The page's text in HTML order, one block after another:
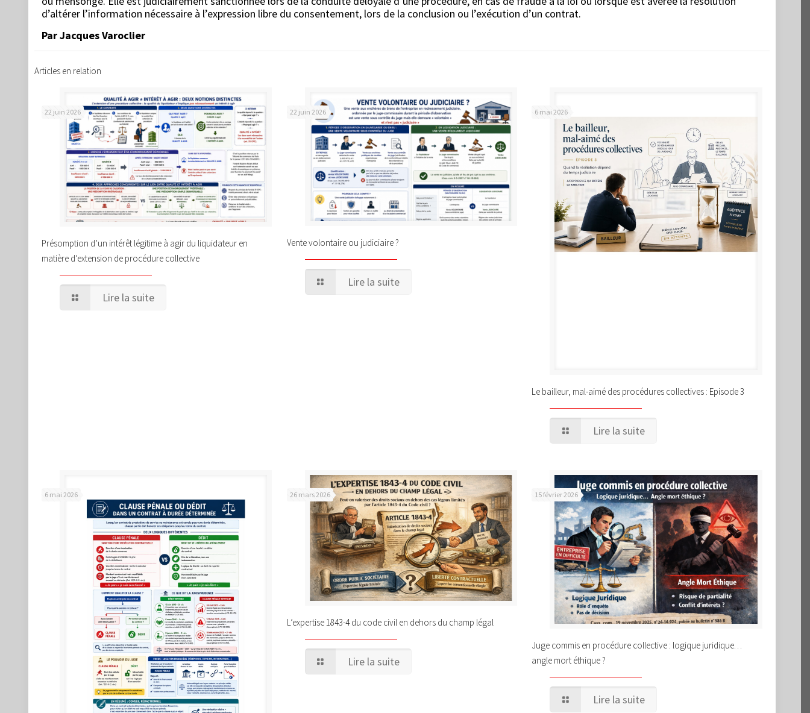
d’altérer l’information nécessaire à l’expression libre du consentement, lors de la conclusion ou l’exécution d’un contrat.
Par Jacques Varoclier
Articles en relation
22 juin 2026
Présomption d’un intérêt légitime à agir du liquidateur en
matière d’extension de procédure collective
Lire la suite
22 juin 2026
Vente volontaire ou judiciaire ?
Lire la suite
6 mai 2026
Le bailleur, mal-aimé des procédures collectives : Episode 3
Lire la suite
6 mai 2026 26 mars 2026
L’expertise 1843-4 du code civil en dehors du champ légal
Lire la suite
15 février 2026
Juge commis en procédure collective : logique juridique…
angle mort éthique ?
Lire la suite